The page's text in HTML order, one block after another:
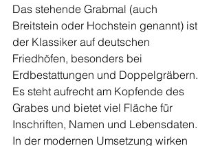
Das stehende Grabmal (auch
Breitstein oder Hochstein genannt) ist
der Klassiker auf deutschen
Friedhöfen, besonders bei
Erdbestattungen und Doppelgräbern.
Es steht aufrecht am Kopfende des
Grabes und bietet viel Fläche für
Inschriften, Namen und Lebensdaten.
In der modernen Umsetzung wirken